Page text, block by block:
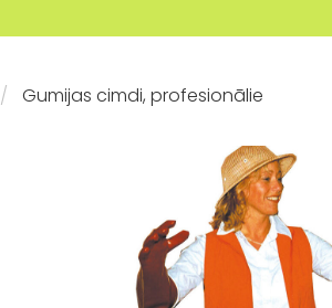
Gumijas cimdi, profesionālie